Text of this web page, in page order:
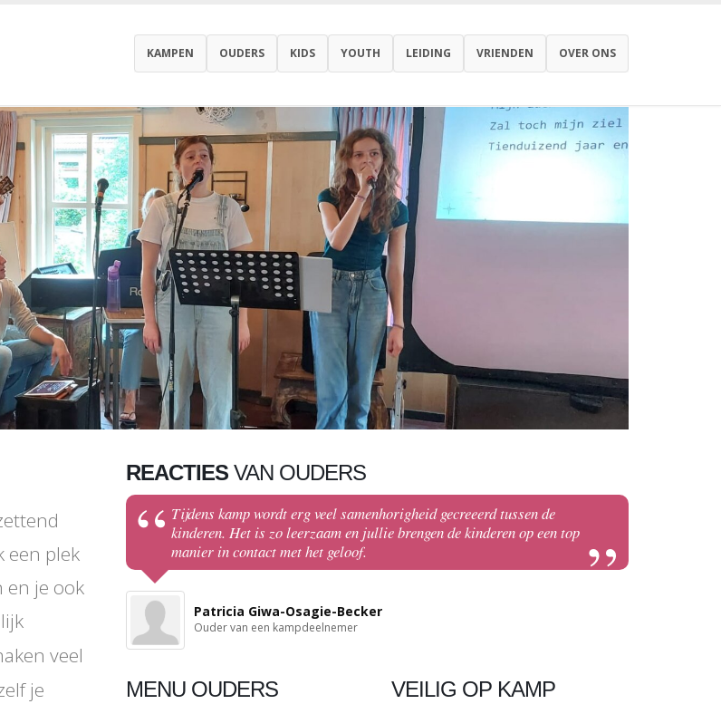
KAMPEN OUDERS KIDS YOUTH LEIDING VRIENDEN OVER ONS
een plek
en je ook
veel
je
REACTIES VAN OUDERS
Tijdens kamp wordt erg veel samenhorigheid gecreeerd tussen de
kinderen. Het is zo leerzaam en jullie brengen de kinderen op een top
manier in contact met het geloof.
Patricia Giwa-Osagie-Becker
Ouder van een kampdeelnemer
MENU OUDERS VEILIG OP KAMP